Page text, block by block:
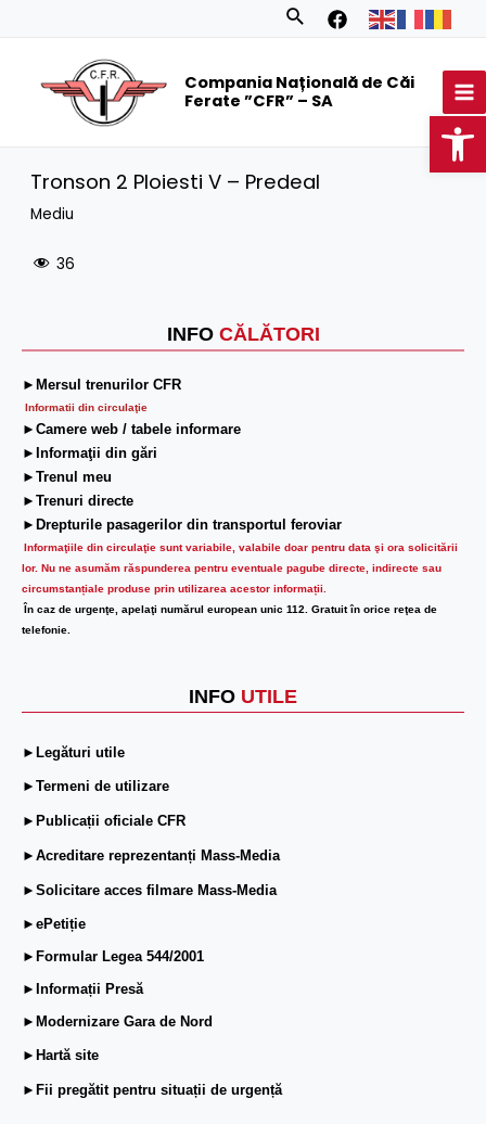
Search
Compania Națională de Căi
Ferate ”CFR” – SA
INFO CĂLĂTORI
►Mersul trenurilor CFR
Informatii din circulaţie
►Camere web / tabele informare
►Informaţii din gări
►Trenul meu
►Trenuri directe
►Drepturile pasagerilor din transportul feroviar
Informaţiile din circulaţie sunt variabile, valabile doar pentru data şi ora solicitării
lor. Nu ne asumăm răspunderea pentru eventuale pagube directe, indirecte sau
circumstanțiale produse prin utilizarea acestor informații.
În caz de urgenţe, apelaţi numărul european unic 112. Gratuit în orice reţea de
telefonie.
INFO UTILE
►Legături utile
►Termeni de utilizare
►Publicații oficiale CFR
►Acreditare reprezentanți Mass-Media
►Solicitare acces filmare Mass-Media
►ePetiție
►Formular Legea 544/2001
►Informații Presă
►Modernizare Gara de Nord
►Hartă site
►Fii pregătit pentru situații de urgență
Tronson 2 Ploiesti V – Predeal
Mediu
36